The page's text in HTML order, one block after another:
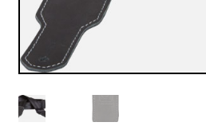
TARJOUKSET